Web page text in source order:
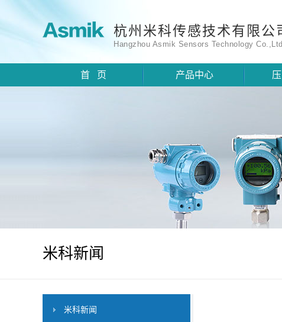
杭州米科传感技术有限公
Hangzhou Asmik Sensors Technology Co.,Ltd
首 页 产品中心
米科新闻
米科新闻